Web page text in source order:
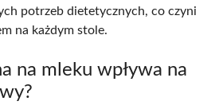
potrzeb dietetycznych, co czyni
na każdym stole.
na mleku wpływa na